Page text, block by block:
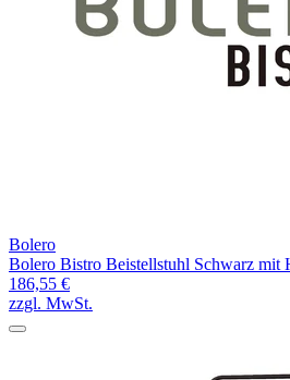
Bolero
Bolero Bistro Beistellstuhl Schwarz mit
186,55 €
zzgl. MwSt.